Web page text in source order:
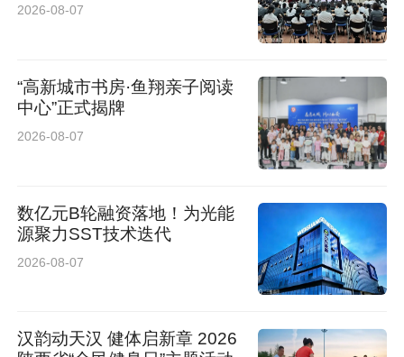
2026-08-07
“高新城市书房·鱼翔亲子阅读
中心”正式揭牌
2026-08-07
数亿元B轮融资落地！为光能
源聚力SST技术迭代
2026-08-07
汉韵动天汉 健体启新章 2026